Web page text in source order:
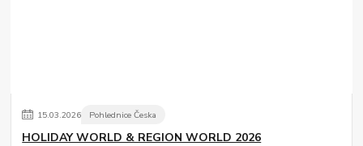
15.03.2026 Pohlednice Česka
HOLIDAY WORLD & REGION WORLD 2026